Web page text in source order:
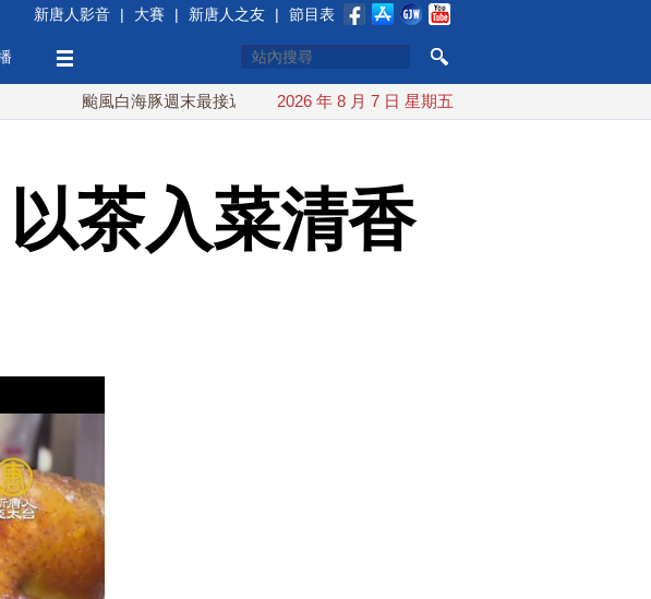
新唐人影音 | 大賽 | 新唐人之友 | 節目表
颱風白海豚週末最接近台灣 最快9日可能登陸中國 台灣漢光首結合城鎮演習 AIT連
2026 年 8 月 7 日 星期五
茶入菜清香